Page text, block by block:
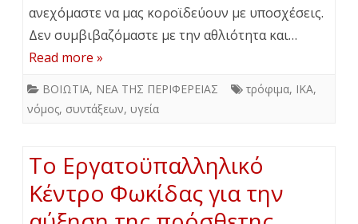
ανεχόμαστε να μας κοροϊδεύουν με υποσχέσεις.
Δεν συμβιβαζόμαστε με την αθλιότητα και…
Read more »
ΒΟΙΩΤΙΑ, ΝΕΑ ΤΗΣ ΠΕΡΙΦΕΡΕΙΑΣ τρόφιμα, ΙΚΑ,
νόμος, συντάξεων, υγεία
Tο Εργατοϋπαλληλικό
Κέντρο Φωκίδας για την